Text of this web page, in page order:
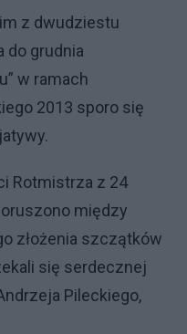
z dwudziestu
do grudnia
w ramach
2013 sporo się
Rotmistrza z 24
między
złożenia szczątków
się serdecznej
Pileckiego,